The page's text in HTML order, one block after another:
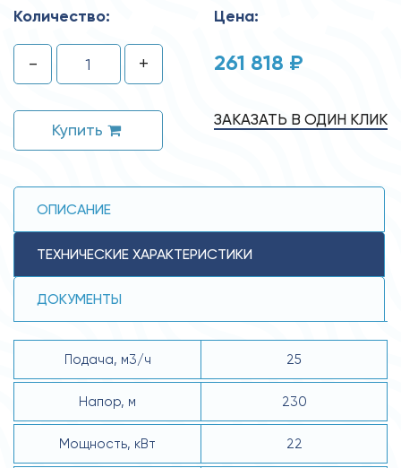
Количество:
- +
Купить
Цена:
261 818 ₽
ЗАКАЗАТЬ В ОДИН КЛИК
ОПИСАНИЕ
ТЕХНИЧЕСКИЕ ХАРАКТЕРИСТИКИ
ДОКУМЕНТЫ
Подача, м3/ч 25
Напор, м 230
Мощность, кВт 22